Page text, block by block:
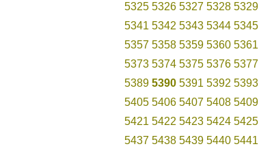
5325 5326 5327 5328 5329
5341 5342 5343 5344 5345
5357 5358 5359 5360 5361
5373 5374 5375 5376 5377
5389 5390 5391 5392 5393
5405 5406 5407 5408 5409
5421 5422 5423 5424 5425
5437 5438 5439 5440 5441